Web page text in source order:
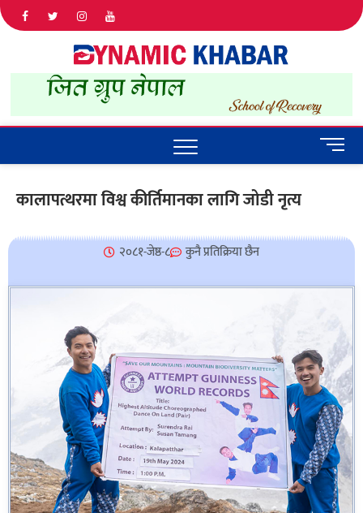
IN NEPAL
M
e
u
o
कालापत्थरमा विश्व कीर्तिमानका लागि जोडी नृत्य
२०८१-जेष्ठ-८ कुनै प्रतिक्रिया छैन